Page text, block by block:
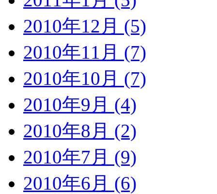
2010年12月 (5)
2010年11月 (7)
2010年10月 (7)
2010年9月 (4)
2010年8月 (2)
2010年7月 (9)
2010年6月 (6)